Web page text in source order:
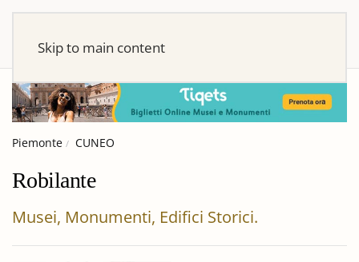
Skip to main content
Piemonte CUNEO
Robilante
Musei, Monumenti, Edifici Storici.